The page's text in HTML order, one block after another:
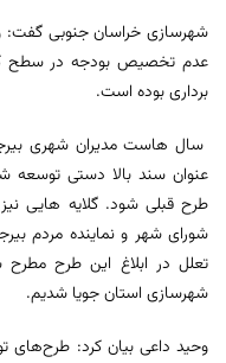
شهرسازی خراسان جنوبی گفت:
عدم تخصیص بودجه در سطح
برداری بوده است.
سال هاست مدیران شهری
عنوان سند بالا دستی توسعه
طرح قبلی شود. گلایه هایی
شورای شهر و نماینده مردم
تعلل در ابلاغ این طرح مطرح
شهرسازی استان جویا شدیم.
وحید داعی بیان کرد: طرح‌های